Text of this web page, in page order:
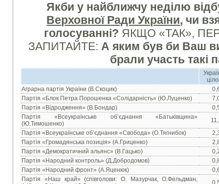
Якби у найближчу неділю
Верховної Ради України, чи
голосуванні? ЯКЩО «ТАК»,
ЗАПИТАЙТЕ: А яким був би Ваш
брали участь такі
Аграрна партія України (В.Скоцик)
Партія «Блок Петра Порошенка «Солідарність» (Ю.Луценко)
Партія «Відродження» (В.Бондар)
Партія «Всеукраїнське об’єднання «Батьківщина»
(Ю.Тимошенко)
Партія «Всеукраїнське об’єднання «Свобода» (О.Тягнибок)
Партія «Громадянська позиція» (А.Гриценко)
Партія «Демократичний альянс» (В.Гацько)
Партія «Народний контроль» (Д.Добродомов)
Партія «Народний фронт» (А.Яценюк)
Партія «Наш край» (співголови: О. Мазурчак, О.Фельдман,